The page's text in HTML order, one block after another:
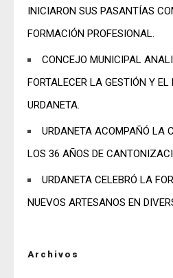
INICIARON SUS PASANTÍAS
FORMACIÓN PROFESIONAL.
CONCEJO MUNICIPAL
FORTALECER LA GESTIÓN Y EL
URDANETA.
URDANETA ACOMPAÑÓ LA
LOS 36 AÑOS DE
URDANETA CELEBRÓ LA
NUEVOS ARTESANOS EN
Archivos